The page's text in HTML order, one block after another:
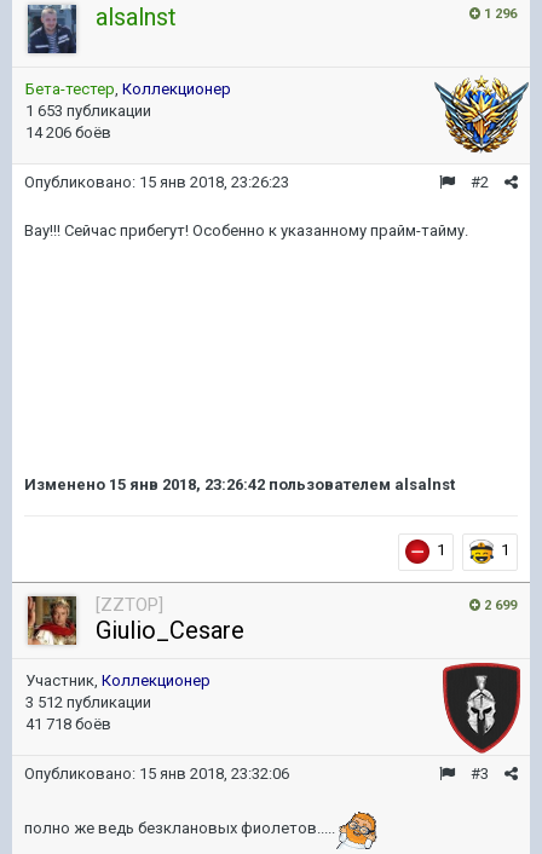
1 296
alsalnst
Бета-тестер Коллекционер
1 653 публикации
14 206 боёв
#2
Опубликовано: 15 янв 2018, 23:26:23
Вау!!! Сейчас прибегут! Особенно к указанному прайм-тайму.
Изменено 15 янв 2018, 23:26:42 пользователем alsalnst
1 1
2 699
[ZZTOP]
Giulio_Cesare
Участник, Коллекционер
3 512 публикации
41 718 боёв
#3
Опубликовано: 15 янв 2018, 23:32:06
полно же ведь безклановых фиолетов.....